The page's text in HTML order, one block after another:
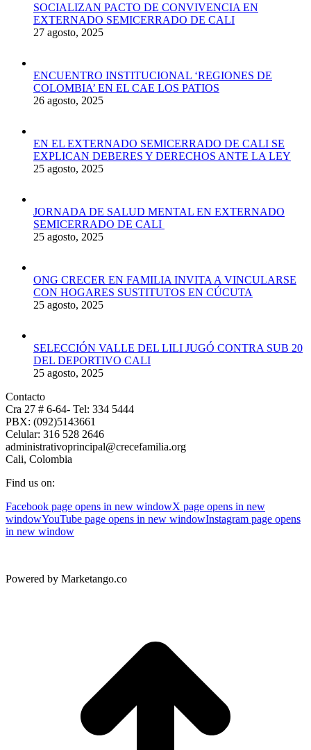
SOCIALIZAN PACTO DE CONVIVENCIA EN
EXTERNADO SEMICERRADO DE CALI
27 agosto, 2025
ENCUENTRO INSTITUCIONAL ‘REGIONES DE
COLOMBIA’ EN EL CAE LOS PATIOS
26 agosto, 2025
EN EL EXTERNADO SEMICERRADO DE CALI SE
EXPLICAN DEBERES Y DERECHOS ANTE LA LEY
25 agosto, 2025
JORNADA DE SALUD MENTAL EN EXTERNADO
SEMICERRADO DE CALI
25 agosto, 2025
ONG CRECER EN FAMILIA INVITA A VINCULARSE
CON HOGARES SUSTITUTOS EN CÚCUTA
25 agosto, 2025
SELECCIÓN VALLE DEL LILI JUGÓ CONTRA SUB 20
DEL DEPORTIVO CALI
25 agosto, 2025
Contacto
Cra 27 # 6-64- Tel: 334 5444
PBX: (092)5143661
Celular: 316 528 2646
administrativoprincipal@crecefamilia.org
Cali, Colombia
Find us on:
Facebook page opens in new windowX page opens in new
windowYouTube page opens in new windowInstagram page opens
in new window
Powered by Marketango.co